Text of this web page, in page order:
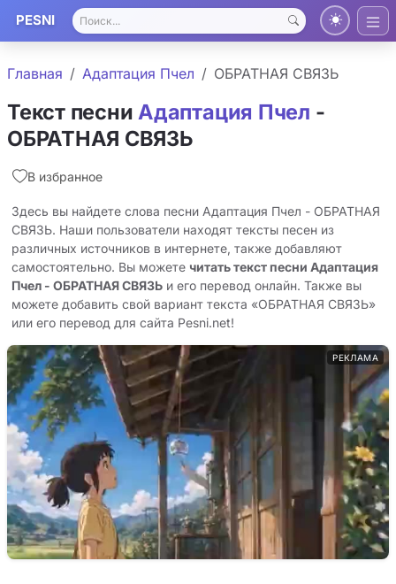
PESNI
Главная Адаптация Пчел ОБРАТНАЯ СВЯЗЬ
Текст песни Адаптация Пчел -
ОБРАТНАЯ СВЯЗЬ
В избранное
Здесь вы найдете слова песни Адаптация Пчел - ОБРАТНАЯ
СВЯЗЬ. Наши пользователи находят тексты песен из
различных источников в интернете, также добавляют
самостоятельно. Вы можете читать текст песни Адаптация
Пчел - ОБРАТНАЯ СВЯЗЬ и его перевод онлайн. Также вы
можете добавить свой вариант текста «ОБРАТНАЯ СВЯЗЬ»
или его перевод для сайта Pesni.net!
РЕКЛАМА